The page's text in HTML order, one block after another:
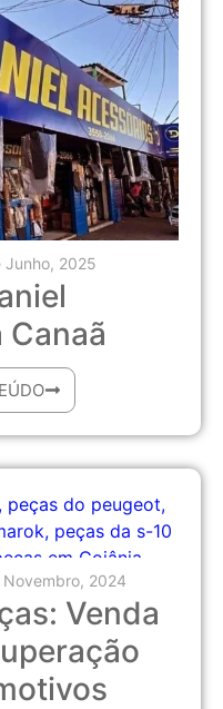
Junho, 2025
Novembro, 2024
Venda